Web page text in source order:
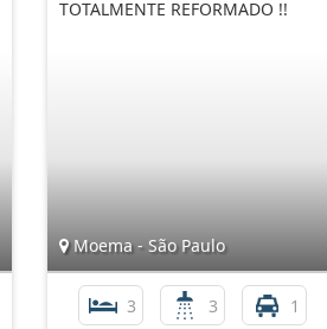
TOTALMENTE REFORMADO !!
Moema - São Paulo
3 3 1